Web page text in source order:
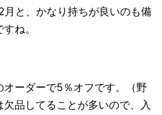
と、かなり持ちが良いのも備
ね。
ーダーで5％オフです。（野
品してることが多いので、入